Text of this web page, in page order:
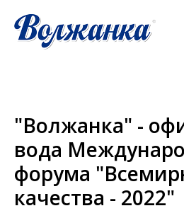
"Волжанка" -
вода
форума
качества - 2022"